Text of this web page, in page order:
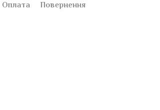
Оплата Повернення